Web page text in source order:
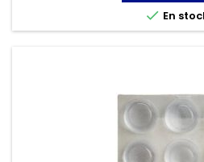
 En